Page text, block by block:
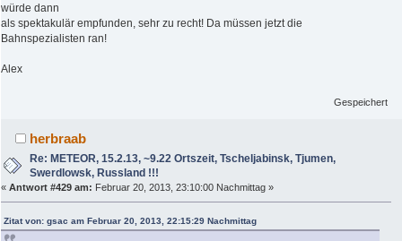
würde dann
als spektakulär empfunden, sehr zu recht! Da müssen jetzt die
Bahnspezialisten ran!
Alex
Gespeichert
herbraab
Re: METEOR, 15.2.13, ~9.22 Ortszeit, Tscheljabinsk, Tjumen,
Swerdlowsk, Russland !!!
« Antwort #429 am: Februar 20, 2013, 23:10:00 Nachmittag »
Zitat von: gsac am Februar 20, 2013, 22:15:29 Nachmittag